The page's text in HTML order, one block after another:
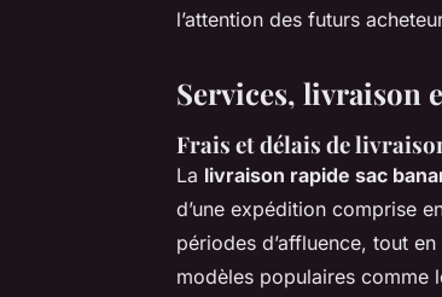
l’attention des futurs
Services, livraison
Frais et délais de
La livraison rapide sac
d’une expédition comprise
périodes d’affluence, tout
modèles populaires comme